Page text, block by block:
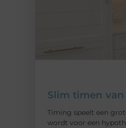
Slim timen
Timing speelt een
wordt voor een